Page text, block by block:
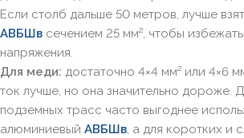
Если столб дальше 50 метров, лучше
АВБШв сечением 25 мм², чтобы
напряжения.
Для меди: достаточно 4×4 мм² или 4×6
ток лучше, но она значительно дороже.
подземных трасс часто выгоднее
алюминиевый АВБШв, а для коротких и